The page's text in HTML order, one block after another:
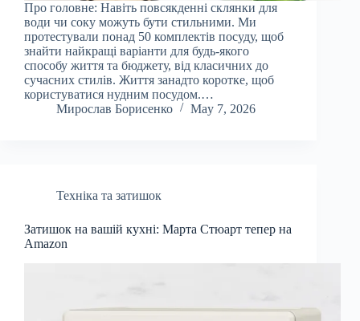
Про головне: Навіть повсякденні склянки для
води чи соку можуть бути стильними. Ми
протестували понад 50 комплектів посуду, щоб
знайти найкращі варіанти для будь-якого
способу життя та бюджету, від класичних до
сучасних стилів. Життя занадто коротке, щоб
користуватися нудним посудом.…
Мирослав Борисенко
May 7, 2026
Техніка та затишок
Затишок на вашій кухні: Марта Стюарт тепер на
Amazon